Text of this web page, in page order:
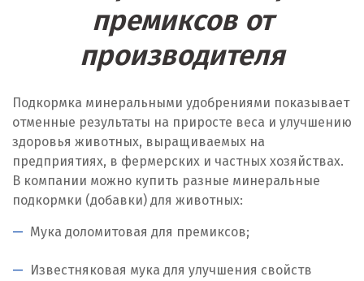
Иваново
Ижевск
Иркутск
Ишим
К
премиксов от
производителя
Подкормка минеральными удобрениями показывает
отменные результаты на приросте веса и улучшению
здоровья животных, выращиваемых на
предприятиях, в фермерских и частных хозяйствах.
В компании можно купить разные минеральные
подкормки (добавки) для животных:
Мука доломитовая для премиксов;
Известняковая мука для улучшения свойств